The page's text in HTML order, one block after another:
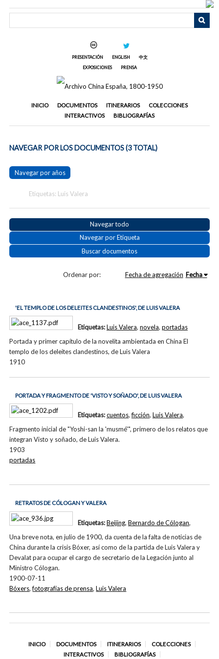
PRESENTACIÓN ENGLISH
中文
EXPOSICIONES
PRENSA
INICIO DOCUMENTOS ITINERARIOS
COLECCIONES
INTERACTIVOS
BIBLIOGRAFÍAS
NAVEGAR POR LOS DOCUMENTOS (3 TOTAL)
Navegar por años
Etiquetas: Luis Valera
Navegar todo
Navegar por Etiqueta
Buscar documentos
Ordenar por: Fecha de agregación Fecha
'EL TEMPLO DE LOS DELEITES CLANDESTINOS', DE LUIS VALERA
Portada y primer capítulo de la novelita ambientada en China El
templo de los deleites clandestinos, de Luis Valera
1910
Etiquetas:Luis Valera, novela, portadas
PORTADA Y FRAGMENTO DE 'VISTO Y SOÑADO', DE LUIS VALERA
Fragmento inicial de "Yoshi-san la 'musmé'", primero de los relatos que
integran Visto y soñado, de Luis Valera.
1903
Etiquetas:cuentos,ficción, Luis Valera,
portadas
RETRATOS DE CÓLOGAN Y VALERA
Una breve nota, en julio de 1900, da cuenta de la falta de noticias de
China durante la crisis Bóxer, así como de la partida de Luis Valera y
Devalat para ocupar el cargo de secretario de la Legación junto al
Ministro Cólogan.
1900-07-11
Etiquetas:Beijing, Bernardo de Cólogan,
Bóxers,fotografías de prensa,Luis Valera
INICIO DOCUMENTOS ITINERARIOS
COLECCIONES
INTERACTIVOS
BIBLIOGRAFÍAS